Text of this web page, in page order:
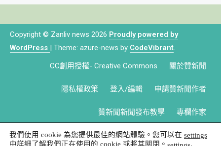
Copyright © Zanliv news 2026 Proudly powered by
WordPress | Theme: azure-news by CodeVibrant.
CC創用授權- Creative Commons 關於贊新聞
隱私權政策 登入/編輯 申請贊新聞作者
贊新聞新聞發布教學 專欄作家
我們使用 cookie 為您提供最佳的網站體驗。您可以在 settings
中詳細了解我們正在使用的 cookie 或將其關閉。
.